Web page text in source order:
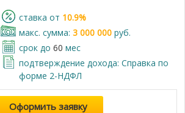
cтавка от 10.9%
макс. сумма: 3 000 000руб.
срок до 60 мес
подтверждение дохода: Справка по
форме 2-НДФЛ
Оформить заявку